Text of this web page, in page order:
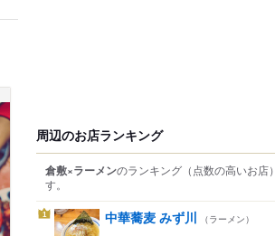
周辺のお店ランキング
倉敷×ラーメンのランキング （点数の高いお店）
す。
1 中華蕎麦 みず川 （ラーメン）